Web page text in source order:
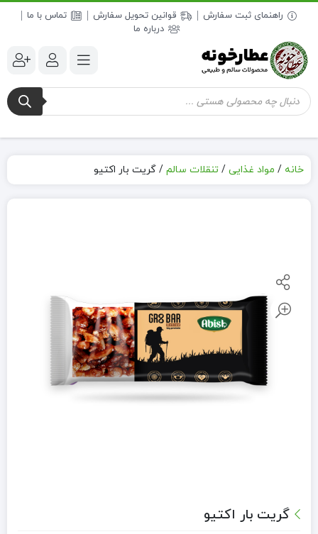
راهنمای ثبت سفارش قوانین تحویل سفارش
تماس با ما
درباره ما
جستجوی
محصولات
خانه / مواد غذایی / تنقلات سالم / گریت بار اکتیو
گریت بار اکتیو